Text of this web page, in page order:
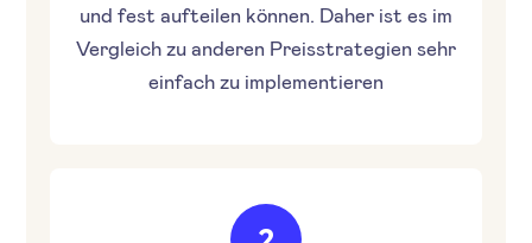
und fest aufteilen können. Daher ist es im
Vergleich zu anderen Preisstrategien sehr
einfach zu implementieren